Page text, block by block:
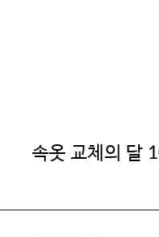
속옷 교체의 달